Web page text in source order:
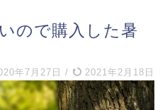
ので購入した暑
年7月27日 / 2021年2月18日